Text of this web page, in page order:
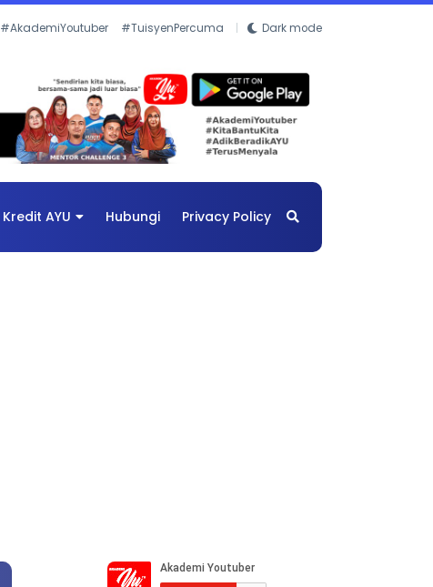
#AkademiYoutuber #TuisyenPercuma Dark mode
Kredit AYU Hubungi Privacy Policy